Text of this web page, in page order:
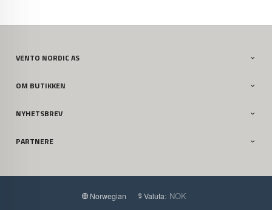
VENTO NORDIC AS
OM BUTIKKEN
NYHETSBREV
PARTNERE
Norwegian Valuta: NOK